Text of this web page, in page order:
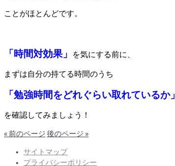
ことがほとんどです。
「時間対効果」 を気にする前に、
まずは自分の持てる時間のうち
「勉強時間をどれぐらい取れているか」
を確認してみましょう！
« 前のページ 後のページ »
サイトマップ
プライバシーポリシー